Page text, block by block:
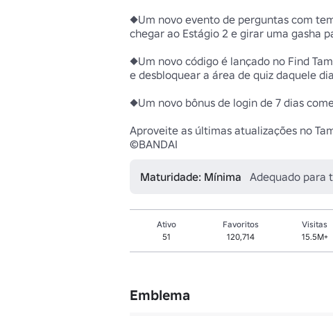
◆Um novo evento de perguntas com
chegar ao Estágio 2 e girar uma gasha
◆Um novo código é lançado no Find
e desbloquear a área de quiz daquele
◆Um novo bônus de login de 7 dias
Aproveite as últimas atualizações no
©BANDAI
Maturidade: Mínima Adequado para
Ativo
51
Favoritos
120,714
Visitas
15.5M+
Emblema